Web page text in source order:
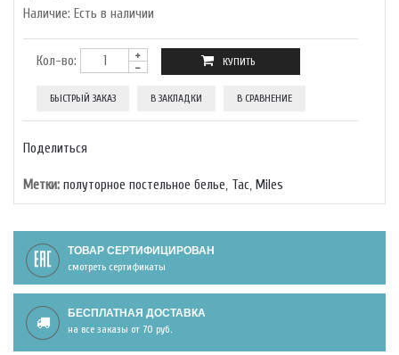
Наличие: Есть в наличии
Кол-во:
БЫСТРЫЙ ЗАКАЗ В ЗАКЛАДКИ В СРАВНЕНИЕ
Поделиться
Метки: полуторное постельное белье, Тас, Miles
ТОВАР СЕРТИФИЦИРОВАН
смотреть сертификаты
БЕСПЛАТНАЯ ДОСТАВКА
на все заказы от 70 руб.